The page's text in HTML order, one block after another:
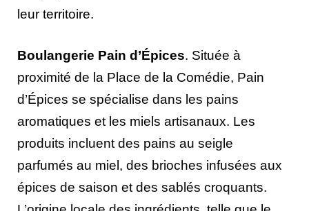
leur territoire.
Boulangerie Pain d’Épices. Située à
proximité de la Place de la Comédie, Pain
d’Épices se spécialise dans les pains
aromatiques et les miels artisanaux. Les
produits incluent des pains au seigle
parfumés au miel, des brioches infusées aux
épices de saison et des sablés croquants.